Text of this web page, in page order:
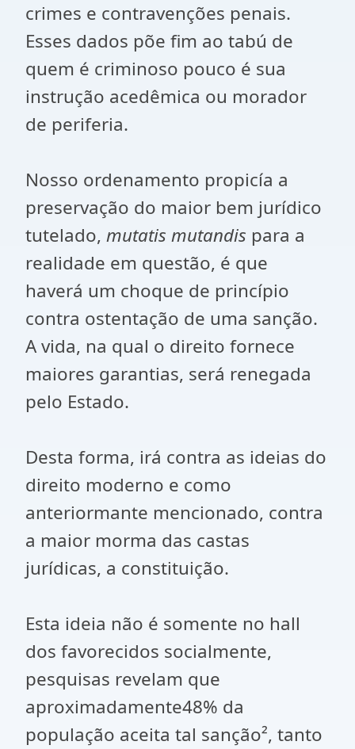
crimes e contravenções penais.
Esses dados põe fim ao tabú de
quem é criminoso pouco é sua
instrução acedêmica ou morador
de periferia.
Nosso ordenamento propicía a
preservação do maior bem jurídico
tutelado, mutatis mutandis para a
realidade em questão, é que
haverá um choque de princípio
contra ostentação de uma sanção.
A vida, na qual o direito fornece
maiores garantias, será renegada
pelo Estado.
Desta forma, irá contra as ideias do
direito moderno e como
anteriormante mencionado, contra
a maior morma das castas
jurídicas, a constituição.
Esta ideia não é somente no hall
dos favorecidos socialmente,
pesquisas revelam que
aproximadamente48% da
população aceita tal sanção², tanto